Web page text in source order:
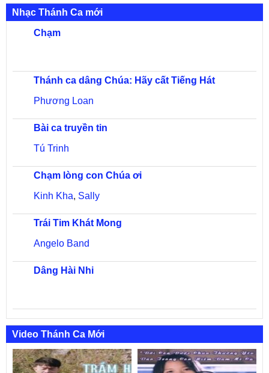
Nhạc Thánh Ca mới
Chạm
Thánh ca dâng Chúa: Hãy cất Tiếng Hát
Phương Loan
Bài ca truyền tin
Tú Trinh
Chạm lòng con Chúa ơi
Kinh Kha, Sally
Trái Tim Khát Mong
Angelo Band
Dâng Hài Nhi
Video Thánh Ca Mới